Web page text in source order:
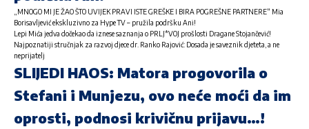
„MNOGO MI JE ŽAO ŠTO UVIJEK PRAVI ISTE GREŠKE I BIRA POGREŠNE PARTNERE“ Mia
Borisavljević ekskluzivno za Hype TV – pružila podršku Ani!
Lepi Mića jedva dočekao da iznese saznanja o PRLJ*VOJ prošlosti Dragane Stojančević!
Najpoznatiji stručnjak za razvoj djece dr. Ranko Rajović: Dosada je saveznik djeteta, a ne
neprijatelj
SLIJEDI HAOS: Matora progovorila o
Stefani i Munjezu, ovo neće moći da im
oprosti, podnosi krivičnu prijavu…!